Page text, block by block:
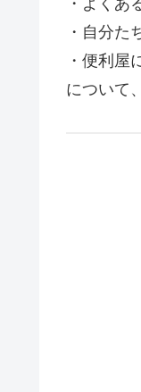
・自分た
・便利屋
について